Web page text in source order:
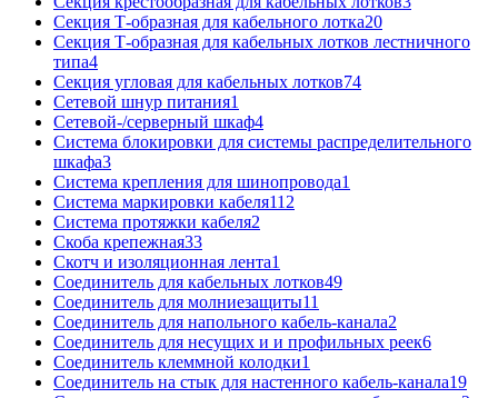
Секция Т-образная для кабельного лотка20
Секция Т-образная для кабельных лотков лестничного
типа4
Секция угловая для кабельных лотков74
Сетевой шнур питания1
Сетевой-/серверный шкаф4
Система блокировки для системы распределительного
шкафа3
Система крепления для шинопровода1
Система маркировки кабеля112
Система протяжки кабеля2
Скоба крепежная33
Скотч и изоляционная лента1
Соединитель для кабельных лотков49
Соединитель для молниезащиты11
Соединитель для напольного кабель-канала2
Соединитель для несущих и и профильных реек6
Соединитель клеммной колодки1
Соединитель на стык для настенного кабель-канала19